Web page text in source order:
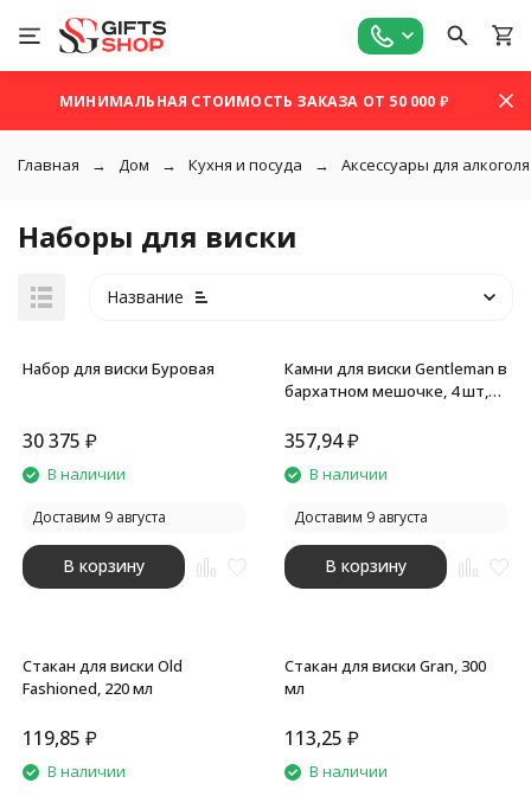
МИНИМАЛЬНАЯ СТОИМОСТЬ ЗАКАЗА ОТ 50 000 ₽
Главная Дом Кухня и посуда Аксессуары для алкоголя
Наборы для виски
Название
Набор для виски Буровая
30 375 ₽
В наличии
Доставим 9 августа
В корзину
Камни для виски Gentleman в
бархатном мешочке, 4 шт,
357,94₽
В наличии
Доставим 9 августа
В корзину
Стакан для виски Old
Fashioned, 220 мл
119,85 ₽
В наличии
Стакан для виски Gran, 300
мл
113,25 ₽
В наличии